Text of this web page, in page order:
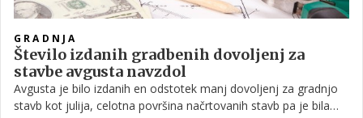
GRADNJA
Število izdanih gradbenih dovoljenj za
stavbe avgusta navzdol
Avgusta je bilo izdanih en odstotek manj dovoljenj za gradnjo
stavb kot julija, celotna površina načrtovanih stavb pa je bila